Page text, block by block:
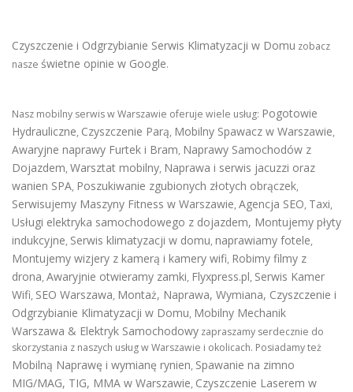
Czyszczenie i Odgrzybianie Serwis Klimatyzacji w Domu zobacz
nasze świetne opinie w Google.
Nasz mobilny serwis w Warszawie oferuje wiele usług: Pogotowie
Hydrauliczne, Czyszczenie Parą, Mobilny Spawacz w Warszawie,
Awaryjne naprawy Furtek i Bram, Naprawy Samochodów z
Dojazdem, Warsztat mobilny, Naprawa i serwis jacuzzi oraz
wanien SPA, Poszukiwanie zgubionych złotych obrączek,
Serwisujemy Maszyny Fitness w Warszawie, Agencja SEO, Taxi,
Usługi elektryka samochodowego z dojazdem, Montujemy płyty
indukcyjne, Serwis klimatyzacji w domu, naprawiamy fotele,
Montujemy wizjery z kamerą i kamery wifi, Robimy filmy z
drona, Awaryjnie otwieramy zamki, Flyxpress.pl, Serwis Kamer
Wifi, SEO Warszawa, Montaż, Naprawa, Wymiana, Czyszczenie i
Odgrzybianie Klimatyzacji w Domu, Mobilny Mechanik
Warszawa & Elektryk Samochodowy zapraszamy serdecznie do
skorzystania z naszych usług w Warszawie i okolicach. Posiadamy też
Mobilną Naprawę i wymianę rynien, Spawanie na zimno
MIG/MAG, TIG, MMA w Warszawie, Czyszczenie Laserem w